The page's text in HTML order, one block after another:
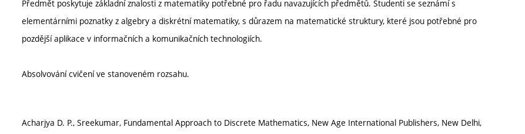
Předmět poskytuje základní znalosti z matematiky potřebné pro řadu navazujících předmětů. Studenti se seznámí s
elementárními poznatky z algebry a diskrétní matematiky, s důrazem na matematické struktury, které jsou potřebné pro
pozdější aplikace v informačních a komunikačních technologiích.
Absolvování cvičení ve stanoveném rozsahu.
Acharjya D. P., Sreekumar, Fundamental Approach to Discrete Mathematics, New Age International Publishers, New Delhi,